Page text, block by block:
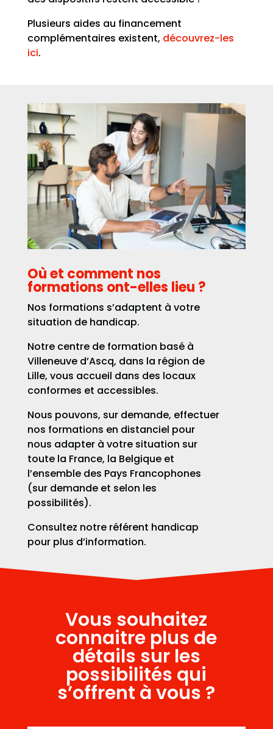
Plusieurs aides au financement
complémentaires existent, découvrez-les
ici.
Où et comment nos
formations ont-elles lieu ?
Nos formations s’adaptent à votre
situation de handicap.
Notre centre de formation basé à
Villeneuve d’Ascq, dans la région de
Lille, vous accueil dans des locaux
conformes et accessibles.
Nous pouvons, sur demande, effectuer
nos formations en distanciel pour
nous adapter à votre situation sur
toute la France, la Belgique et
l’ensemble des Pays Francophones
(sur demande et selon les
possibilités).
Consultez notre référent handicap
pour plus d’information.
Vous souhaitez
connaitre plus de
détails sur les
possibilités qui
s’offrent à vous ?